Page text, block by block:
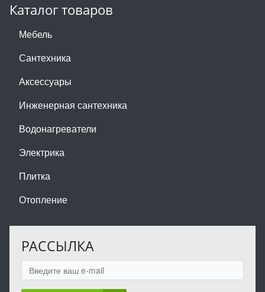
Каталог товаров
Мебель
Сантехника
Аксессуары
Инженерная сантехника
Водонагреватели
Электрика
Плитка
Отопление
РАССЫЛКА